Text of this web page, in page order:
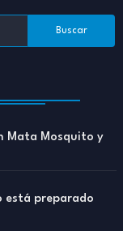
Mata Mosquito y
está preparado